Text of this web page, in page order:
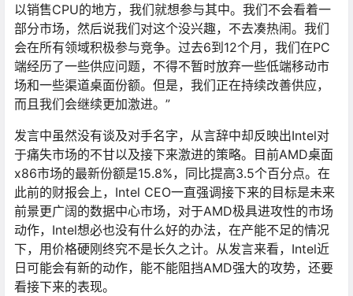
以销售CPU的地方，我们就想参与其中。我们不会看着一
部分市场，然后说我们对这个没兴趣，不去凑热闹。我们
会在所有领域积极参与竞争。过去6到12个月，我们在PC
端经历了一些供应问题，不得不暂时放弃一些低端移动市
场和一些渠道桌面份额。但是，我们正在持续改善供应，
而且我们会继续更加激进。”
发言中虽然没有谈及对手名字，从言辞中却反映出Intel对
于痛失市场的不甘以及接下来激进的策略。目前AMD桌面
x86市场的最新份额是15.8%，同比提高3.5个百分点。在
此前的财报会上，Intel CEO一直强调接下来的目标是未来
前景更广阔的数据中心市场，对于AMD极具进攻性的市场
动作，Intel想必也没有什么好的办法，在产能不足的情况
下，用价格硬刚终究不是长久之计。从发言来看，Intel近
日可能会有新的动作，能不能阻挡AMD强大的攻势，还要
看接下来的表现。